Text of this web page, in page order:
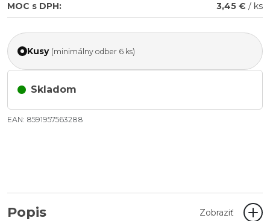
MOC s DPH: 3,45 € / ks
Kusy (minimálny odber 6 ks)
Skladom
EAN: 8591957563288
Popis Zobraziť